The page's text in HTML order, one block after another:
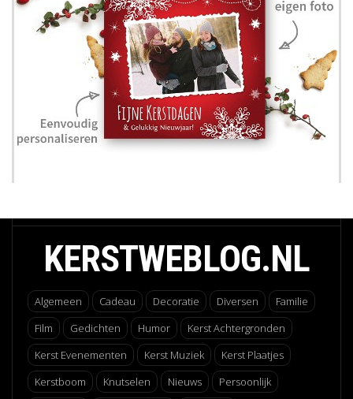
KERSTWEBLOG.NL
Algemeen Cadeau Decoratie Diversen
Familie
Film
Gedichten Humor
Kerst Achtergronden
Kerst Evenementen
Kerst Muziek
Kerst Plaatjes
Kerstboom
Knutselen Nieuws
Persoonlijk